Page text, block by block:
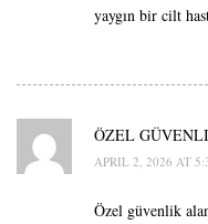
yaygın bir cilt
ÖZEL
APRIL 2, 2026 AT
Özel güvenlik